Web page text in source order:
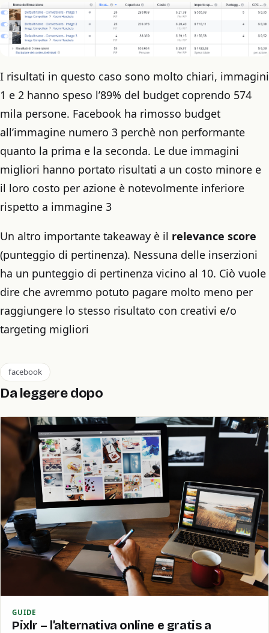
I risultati in questo caso sono molto chiari, immagini
1 e 2 hanno speso l’89% del budget coprendo 574
mila persone. Facebook ha rimosso budget
all’immagine numero 3 perchè non performante
quanto la prima e la seconda. Le due immagini
migliori hanno portato risultati a un costo minore e
il loro costo per azione è notevolmente inferiore
rispetto a immagine 3
Un altro importante takeaway è il relevance score
(punteggio di pertinenza). Nessuna delle inserzioni
ha un punteggio di pertinenza vicino al 10. Ciò vuole
dire che avremmo potuto pagare molto meno per
raggiungere lo stesso risultato con creativi e/o
targeting migliori
facebook
Da leggere dopo
GUIDE
Pixlr – l’alternativa online e gratis a